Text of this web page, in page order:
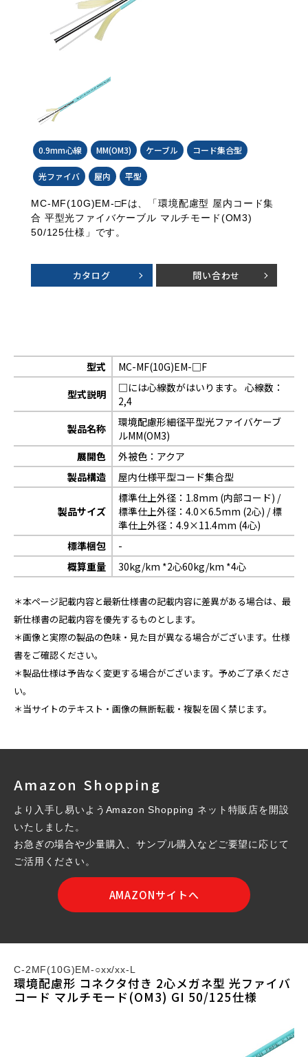
0.9mm心線 MM(OM3) ケーブル コード集合型
光ファイバ 屋内 平型
MC-MF(10G)EM-□Fは、「環境配慮型 屋内コード集
合 平型光ファイバケーブル マルチモード(OM3)
50/125仕様」です。
カタログ 問い合わせ
型式
MC-MF(10G)EM-□F
型式説明
□には心線数がはいります。 心線数：
2,4
製品名称
環境配慮形細径平型光ファイバケーブ
ルMM(OM3)
展開色
外被色：アクア
製品構造
屋内仕様平型コード集合型
製品サイズ
標準仕上外径：1.8mm (内部コード) /
標準仕上外径：4.0×6.5mm (2心) / 標
準仕上外径：4.9×11.4mm (4心)
標準梱包
-
概算重量
30kg/km *2心60kg/km *4心
＊本ページ記載内容と最新仕様書の記載内容に差異がある場合は、最
新仕様書の記載内容を優先するものとします。
＊画像と実際の製品の色味・見た目が異なる場合がございます。仕様
書をご確認ください。
＊製品仕様は予告なく変更する場合がございます。予めご了承くださ
い。
＊当サイトのテキスト・画像の無断転載・複製を固く禁じます。
Amazon Shopping
より入手し易いようAmazon Shopping ネット特販店を開設
いたしました。
お急ぎの場合や少量購入、サンプル購入などご要望に応じて
ご活用ください。
AMAZONサイトへ
C-2MF(10G)EM-○xx/xx-L
環境配慮形 コネクタ付き 2心メガネ型 光ファイバ
コード マルチモード(OM3) GI 50/125仕様